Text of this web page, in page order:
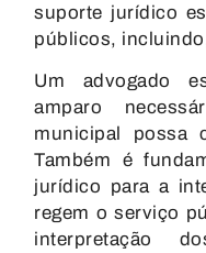
suporte jurídico
públicos,
Um advogado
amparo
municipal possa
Também é
jurídico para a
regem o serviço
interpretação